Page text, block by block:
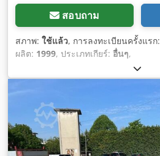
สอบถาม
สภาพ: ใช้แล้ว, การลงทะเบียนครั้งแรก:
ผลิต: 1999, ประเภทเกียร์: อื่นๆ,